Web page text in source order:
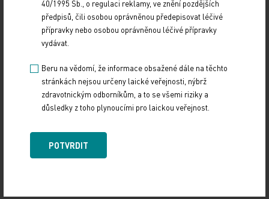
Zdroj: MT
Sdílejte článek
40/1995 Sb., o regulaci reklamy, ve znění pozdějších
předpisů, čili osobou oprávněnou předepisovat léčivé
přípravky nebo osobou oprávněnou léčivé přípravky
vydávat.
Beru na vědomí, že informace obsažené dále na těchto
stránkách nejsou určeny laické veřejnosti, nýbrž
zdravotnickým odborníkům, a to se všemi riziky a
důsledky z toho plynoucími pro laickou veřejnost.
POTVRDIT